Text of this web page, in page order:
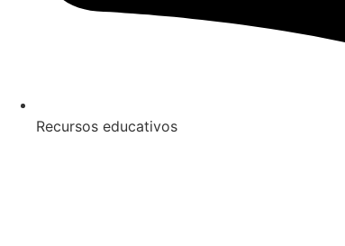
Recursos educativos